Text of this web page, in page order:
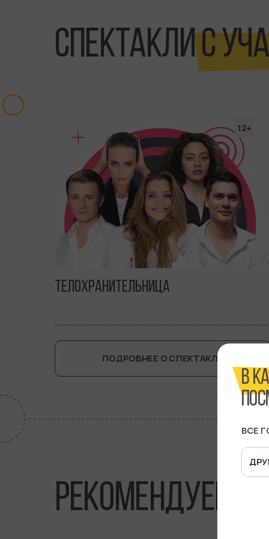
В
ВСЕ
СПЕКТАКЛИС
12+
ТЕЛОХРАНИТЕЛЬНИЦА
ПОДРОБНЕЕ О СПЕКТАКЛЕ
РЕКОМЕНДУЕМ